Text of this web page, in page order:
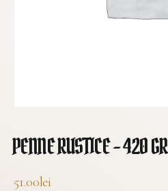
PENNE RUSTICE – 420 GR
51.00lei